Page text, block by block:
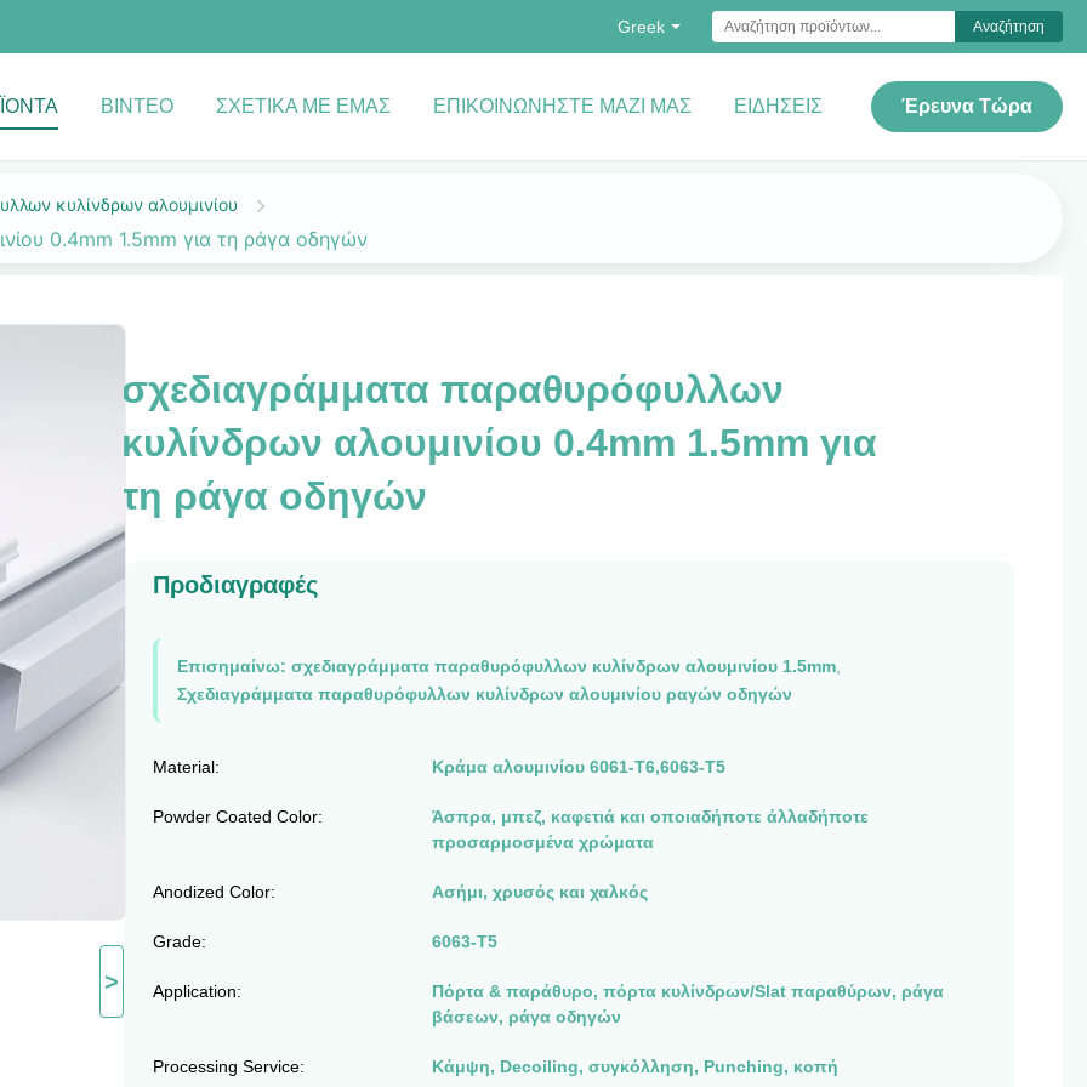
Greek Αναζήτηση
ΒΊΝΤΕΟ ΣΧΕΤΙΚΆ ΜΕ ΕΜΆΣ ΕΠΙΚΟΙΝΩΝΉΣΤΕ ΜΑΖΊ ΜΑΣ ΕΙΔΉΣΕΙΣ Έρευνα Τώρα
κυλίνδρων αλουμινίου
0.4mm 1.5mm για τη ράγα οδηγών
>
σχεδιαγράμματα παραθυρόφυλλων
κυλίνδρων αλουμινίου 0.4mm 1.5mm για
τη ράγα οδηγών
Προδιαγραφές
Επισημαίνω: σχεδιαγράμματα παραθυρόφυλλων κυλίνδρων αλουμινίου 1.5mm,
Σχεδιαγράμματα παραθυρόφυλλων κυλίνδρων αλουμινίου ραγών οδηγών
Material: Κράμα αλουμινίου 6061-T6,6063-T5
Powder Coated Color:
Άσπρα, μπεζ, καφετιά και οποιαδήποτε άλλαδήποτε
προσαρμοσμένα χρώματα
Anodized Color: Ασήμι, χρυσός και χαλκός
Grade: 6063-T5
Application:
Πόρτα & παράθυρο, πόρτα κυλίνδρων/Slat παραθύρων, ράγα
βάσεων, ράγα οδηγών
Processing Service: Κάμψη, Decoiling, συγκόλληση, Punching, κοπή